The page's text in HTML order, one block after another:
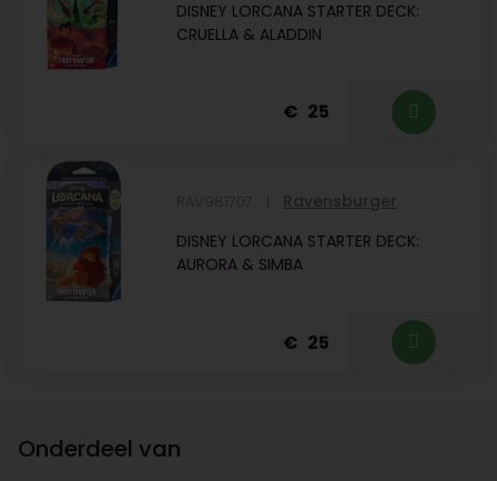
DISNEY LORCANA STARTER DECK:
CRUELLA & ALADDIN
25
Ravensburger
DISNEY LORCANA STARTER DECK:
AURORA & SIMBA
25
Onderdeel van